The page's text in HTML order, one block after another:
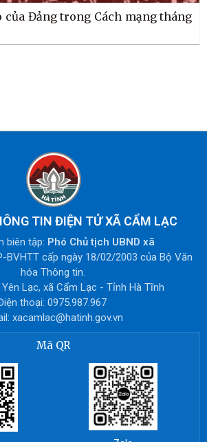
của Đảng trong Cách mạng tháng
TIN ĐIỆN TỬ XÃ CẨM LẠC
biên tập: Phó Chủ tịch UBND xã
BVHTT cấp ngày 18/02/2003 của Bộ Văn
hóa Thông tin.
Lạc, xã Cẩm Lạc - Tỉnh Hà Tĩnh
thoại: 0975.987.967
xacamlac@hatinh.gov.vn
Mã QR